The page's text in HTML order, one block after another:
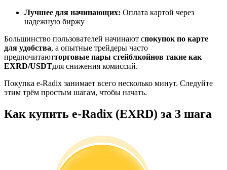
Лучшее для начинающих: Оплата картой через
надежную биржу
Большинство пользователей начинают спокупок по карте
для удобства, а опытные трейдеры часто
предпочитаютторговые пары стейблкойнов такие как
EXRD/USDTдля снижения комиссий.
Покупка e-Radix занимает всего несколько минут. Следуйте
этим трём простым шагам, чтобы начать.
Как купить e-Radix (EXRD) за 3 шага